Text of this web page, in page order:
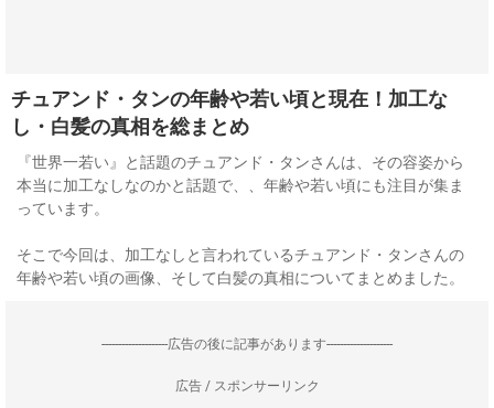
チュアンド・タンの年齢や若い頃と現在！加工な
し・白髪の真相を総まとめ
『世界一若い』と話題のチュアンド・タンさんは、その容姿から
本当に加工なしなのかと話題で、、年齢や若い頃にも注目が集ま
っています。
そこで今回は、加工なしと言われているチュアンド・タンさんの
年齢や若い頃の画像、そして白髪の真相についてまとめました。
--------------------広告の後に記事があります--------------------
広告 / スポンサーリンク